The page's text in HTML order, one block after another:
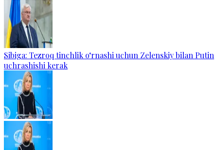
Sibiga: Tezroq tinchlik o‘rnashi uchun Zelenskiy bilan Putin
uchrashishi kerak